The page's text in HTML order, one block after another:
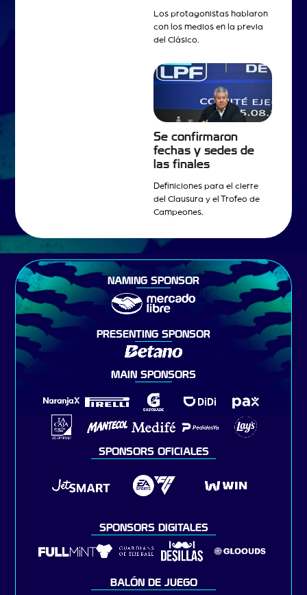
Los protagonistas hablaron
con los medios en la previa
del Clásico.
Se confirmaron
fechas y sedes de
las finales
Definiciones para el cierre
del Clausura y el Trofeo de
Campeones.
NAMING SPONSOR
PRESENTING SPONSOR
MAIN SPONSORS
SPONSORS OFICIALES
SPONSORS DIGITALES
BALÓN DE JUEGO